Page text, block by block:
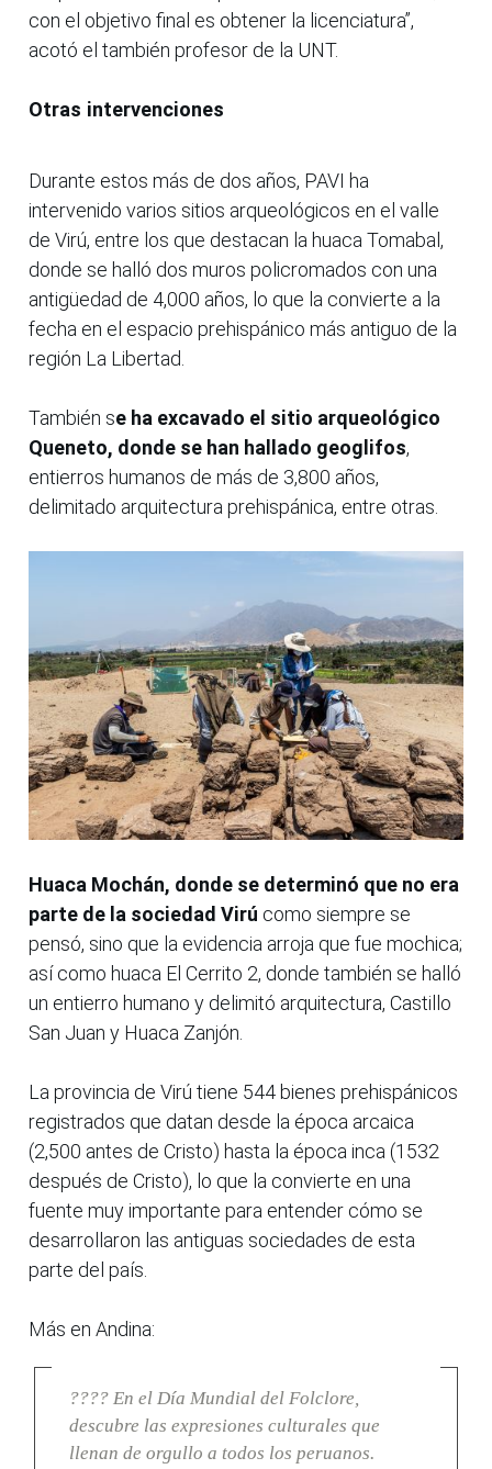
con el objetivo final es obtener la licenciatura”,
acotó el también profesor de la UNT.
Otras intervenciones
Durante estos más de dos años, PAVI ha
intervenido varios sitios arqueológicos en el valle
de Virú, entre los que destacan la huaca Tomabal,
donde se halló dos muros policromados con una
antigüedad de 4,000 años, lo que la convierte a la
fecha en el espacio prehispánico más antiguo de la
región La Libertad.
También se ha excavado el sitio arqueológico
Queneto, donde se han hallado geoglifos,
entierros humanos de más de 3,800 años,
delimitado arquitectura prehispánica, entre otras.
Huaca Mochán, donde se determinó que no era
parte de la sociedad Virú como siempre se
pensó, sino que la evidencia arroja que fue mochica;
así como huaca El Cerrito 2, donde también se halló
un entierro humano y delimitó arquitectura, Castillo
San Juan y Huaca Zanjón.
La provincia de Virú tiene 544 bienes prehispánicos
registrados que datan desde la época arcaica
(2,500 antes de Cristo) hasta la época inca (1532
después de Cristo), lo que la convierte en una
fuente muy importante para entender cómo se
desarrollaron las antiguas sociedades de esta
parte del país.
Más en Andina:
???? En el Día Mundial del Folclore,
descubre las expresiones culturales que
llenan de orgullo a todos los peruanos.